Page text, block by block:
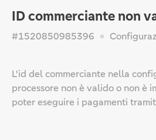
ID commerciante non
#1520850985396
L'id del commerciante nella
processore non è valido o non è
poter eseguire i pagamenti